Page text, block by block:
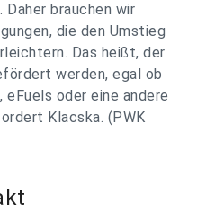
brauchen wir
die den Umstieg
Das heißt, der
werden, egal ob
oder eine andere
Klacska. (PWK